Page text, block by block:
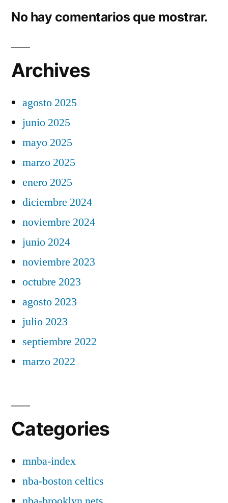
No hay comentarios que mostrar.
Archives
agosto 2025
junio 2025
mayo 2025
marzo 2025
enero 2025
diciembre 2024
noviembre 2024
junio 2024
noviembre 2023
octubre 2023
agosto 2023
julio 2023
septiembre 2022
marzo 2022
Categories
mnba-index
nba-boston celtics